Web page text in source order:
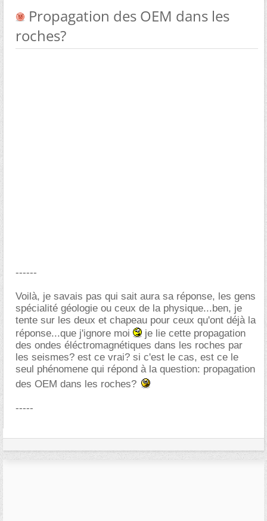
Propagation des OEM dans les
roches?
------
Voilà, je savais pas qui sait aura sa réponse, les gens
spécialité géologie ou ceux de la physique...ben, je
tente sur les deux et chapeau pour ceux qu'ont déjà la
réponse...que j'ignore moi
je lie cette propagation
des ondes éléctromagnétiques dans les roches par
les seismes? est ce vrai? si c'est le cas, est ce le
seul phénomene qui répond à la question: propagation
des OEM dans les roches?
-----